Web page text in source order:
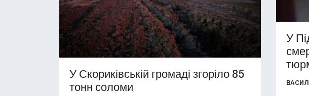
У Скориківській громаді згоріло 85
тонн соломи
У